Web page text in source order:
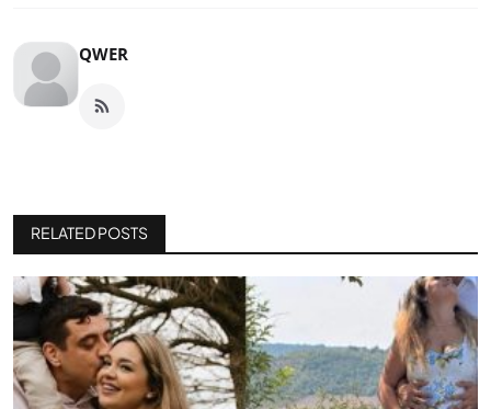
QWER
RELATED POSTS